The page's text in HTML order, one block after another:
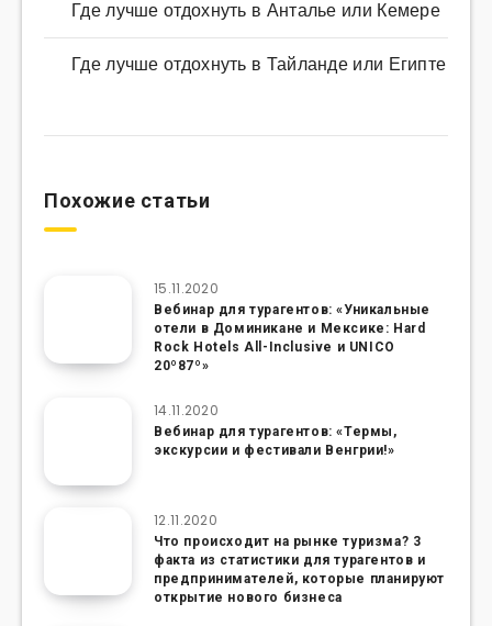
Где лучше отдохнуть в Анталье или Кемере
Где лучше отдохнуть в Тайланде или Египте
Похожие статьи
15.11.2020
Вебинар для турагентов: «Уникальные
отели в Доминикане и Мексике: Hard
Rock Hotels All-Inclusive и UNICO
20º87º»
14.11.2020
Вебинар для турагентов: «Термы,
экскурсии и фестивали Венгрии!»
12.11.2020
Что происходит на рынке туризма? 3
факта из статистики для турагентов и
предпринимателей, которые планируют
открытие нового бизнеса